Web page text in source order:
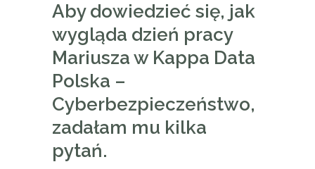
Aby dowiedzieć się, jak
wygląda dzień pracy
Mariusza w Kappa Data
Polska –
Cyberbezpieczeństwo,
zadałam mu kilka
pytań.